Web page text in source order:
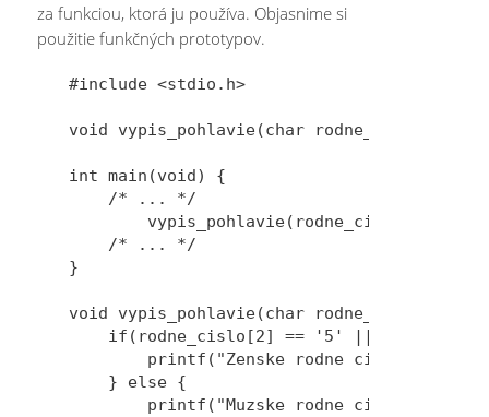
za funkciou, ktorá ju používa. Objasnime si
použitie funkčných prototypov.
#include <stdio.h>
void vypis_pohlavie(char rodne_cislo[]);
int main(void) {
    /* ... */
        vypis_pohlavie(rodne_cislo);
    /* ... */
}
void vypis_pohlavie(char rodne_cislo[]) {
if(rodne_cislo[2] == '5' ||
printf("Zenske rodne cislo: %s\n",
    } else {
printf("Muzske rodne cislo: %s\n",